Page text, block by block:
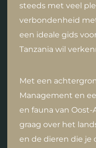
steeds met veel
verbondenheid
een ideale gids
Tanzania wil
Met een
Management en
en fauna van Oost-
graag over het
en de dieren die je